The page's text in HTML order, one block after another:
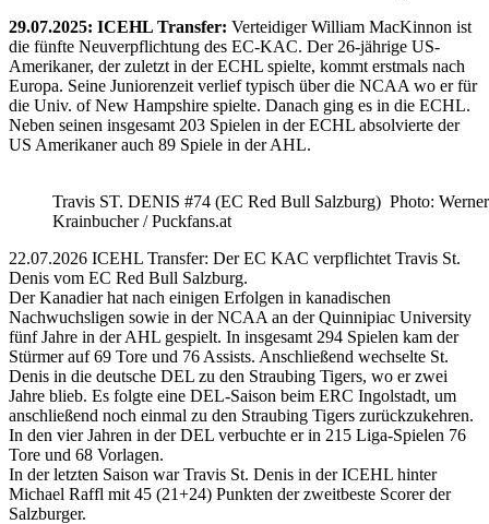
29.07.2025: ICEHL Transfer: Verteidiger William MacKinnon ist
die fünfte Neuverpflichtung des EC-KAC. Der 26-jährige US-
Amerikaner, der zuletzt in der ECHL spielte, kommt erstmals nach
Europa. Seine Juniorenzeit verlief typisch über die NCAA wo er für
die Univ. of New Hampshire spielte. Danach ging es in die ECHL.
Neben seinen insgesamt 203 Spielen in der ECHL absolvierte der
US Amerikaner auch 89 Spiele in der AHL.
Travis ST. DENIS #74 (EC Red Bull Salzburg) Photo: Werner
Krainbucher / Puckfans.at
22.07.2026 ICEHL Transfer: Der EC KAC verpflichtet Travis St.
Denis vom EC Red Bull Salzburg.
Der Kanadier hat nach einigen Erfolgen in kanadischen
Nachwuchsligen sowie in der NCAA an der Quinnipiac University
fünf Jahre in der AHL gespielt. In insgesamt 294 Spielen kam der
Stürmer auf 69 Tore und 76 Assists. Anschließend wechselte St.
Denis in die deutsche DEL zu den Straubing Tigers, wo er zwei
Jahre blieb. Es folgte eine DEL-Saison beim ERC Ingolstadt, um
anschließend noch einmal zu den Straubing Tigers zurückzukehren.
In den vier Jahren in der DEL verbuchte er in 215 Liga-Spielen 76
Tore und 68 Vorlagen.
In der letzten Saison war Travis St. Denis in der ICEHL hinter
Michael Raffl mit 45 (21+24) Punkten der zweitbeste Scorer der
Salzburger.